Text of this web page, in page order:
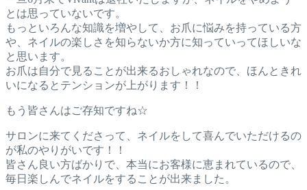
とは思っていないです。
もっといろんな知識を増やして、お爪に悩みを持っている方
や、ネイルの楽しさを知らないか方に知っていってほしいな
と思います。
お爪は自分で見ることが出来るおしゃれなので、ほんときれ
いになるとテンションが上がります！！
もう皆さんはご存知ですね☆
サロンに来てくださって、ネイルをして喜んでいただけるの
が私のやりがいです！！
皆さん良い方ばかりで、本当にお客様に恵まれているので、
毎日楽しんでネイルをすることが出来ました。